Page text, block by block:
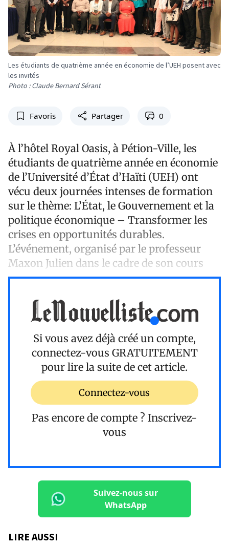
Les étudiants de quatrième année en économie de l’UEH posent avec
les invités
Photo : Claude Bernard Sérant
Favoris Partager 0
À l’hôtel Royal Oasis, à Pétion-Ville, les
étudiants de quatrième année en économie
de l’Université d’État d’Haïti (UEH) ont
vécu deux journées intenses de formation
sur le thème: L’État, le Gouvernement et la
politique économique – Transformer les
crises en opportunités durables.
L’événement, organisé par le professeur
Maxon Julien dans le cadre de son cours
Si vous avez déjà créé un compte,
connectez-vous GRATUITEMENT
pour lire la suite de cet article.
Connectez-vous
Pas encore de compte ? Inscrivez-
vous
Suivez-nous sur
WhatsApp
LIRE AUSSI